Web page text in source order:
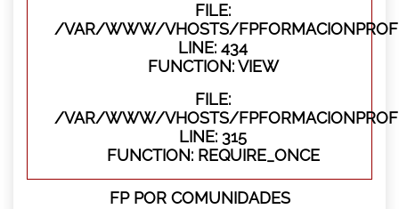
FILE:
/VAR/WWW/VHOSTS/
LINE: 434
FUNCTION: VIEW
FILE:
/VAR/WWW/VHOSTS/
LINE: 315
FUNCTION: REQUIRE_ONCE
FP POR COMUNIDADES